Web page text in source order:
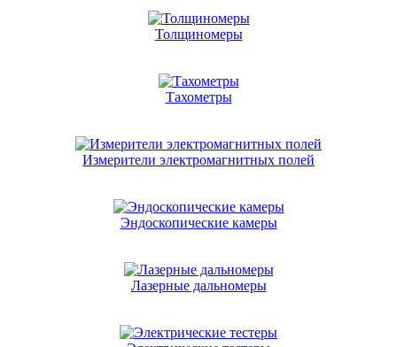
Толщиномеры
Тахометры
Измерители электромагнитных полей
Эндоскопические камеры
Лазерные дальномеры